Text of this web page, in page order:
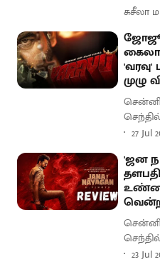
சுசீலா
'வரவு'
முழு
27 Jul
'ஜன
23 Jul